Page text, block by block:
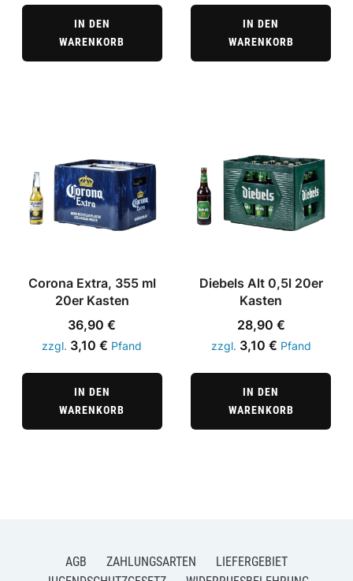
IN DEN
WARENKORB
IN DEN
WARENKORB
Corona Extra, 355 ml
20er Kasten
36,90€
zzgl. 3,10€ Pfand
IN DEN
WARENKORB
Diebels Alt 0,5l 20er
Kasten
28,90 €
zzgl. 3,10 € Pfand
IN DEN
WARENKORB
AGB ZAHLUNGSARTEN
LIEFERGEBIET